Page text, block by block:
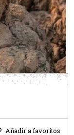
Añadir a favoritos